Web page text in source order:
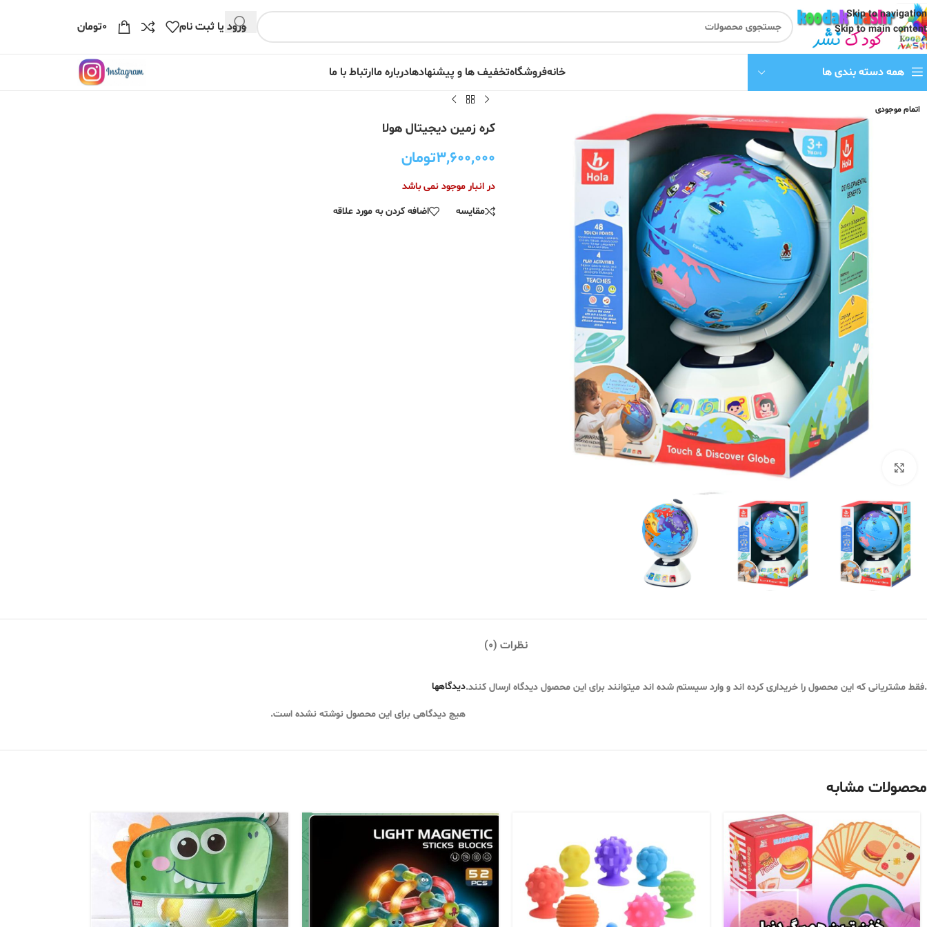
Skip to navigation
Skip to main content
ورود یا ثبت نام ۰تومان
همه دسته بندی ها خانهفروشگاهتخفیف ها و پیشنهادهادرباره ماارتباط با ما
اتمام موجودی
برای بزرگنمایی کلیک کنید
کره زمین دیجیتال هولا
۳,۶۰۰,۰۰۰تومان
در انبار موجود نمی باشد
مقایسه
اضافه کردن به مورد علاقه
نظرات (0)
دیدگاهها
هیچ دیدگاهی برای این محصول نوشته نشده است.
.فقط مشتریانی که این محصول را خریداری کرده اند و وارد سیستم شده اند میتوانند برای این محصول دیدگاه ارسال کنند.
محصولات مشابه